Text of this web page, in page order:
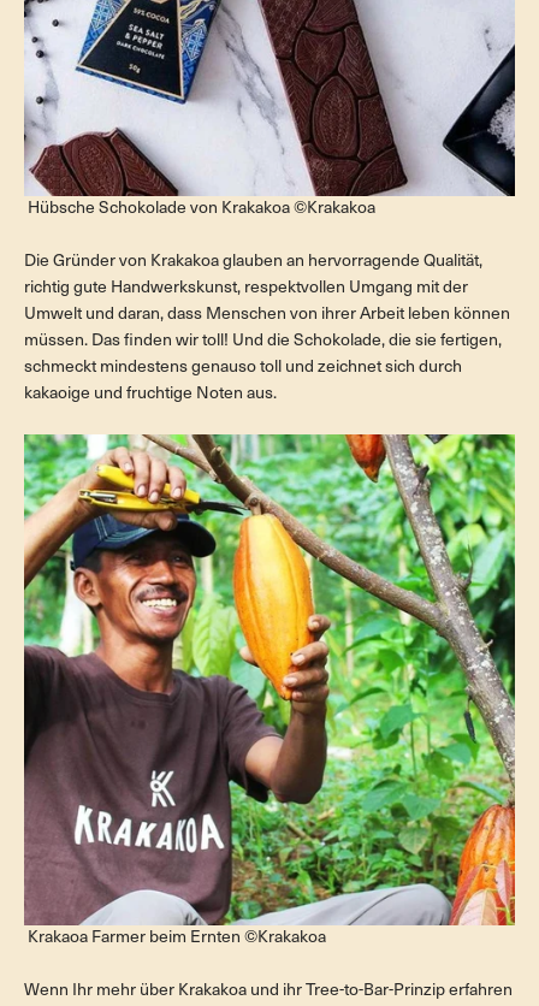
Hübsche Schokolade von Krakakoa ©Krakakoa
Die Gründer von Krakakoa glauben an hervorragende Qualität,
richtig gute Handwerkskunst, respektvollen Umgang mit der
Umwelt und daran, dass Menschen von ihrer Arbeit leben können
müssen. Das finden wir toll! Und die Schokolade, die sie fertigen,
schmeckt mindestens genauso toll und zeichnet sich durch
kakaoige und fruchtige Noten aus.
Krakaoa Farmer beim Ernten ©Krakakoa
Wenn Ihr mehr über Krakakoa und ihr Tree-to-Bar-Prinzip erfahren